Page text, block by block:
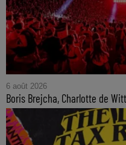
6 août 2026
Boris Brejcha, Charlotte de